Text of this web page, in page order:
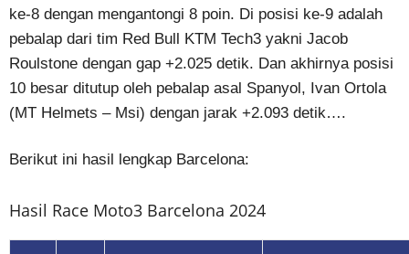
ke-8 dengan mengantongi 8 poin. Di posisi ke-9 adalah
pebalap dari tim Red Bull KTM Tech3 yakni Jacob
Roulstone dengan gap +2.025 detik. Dan akhirnya posisi
10 besar ditutup oleh pebalap asal Spanyol, Ivan Ortola
(MT Helmets – Msi) dengan jarak +2.093 detik….
Berikut ini hasil lengkap Barcelona:
Hasil Race Moto3 Barcelona 2024